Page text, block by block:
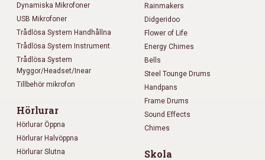
Dynamiska Mikrofoner
USB Mikrofoner
Trådlösa System Handhållna
Trådlösa System Instrument
Trådlösa System
Myggor/Headset/Inear
Tillbehör mikrofon
Hörlurar
Hörlurar Öppna
Hörlurar Halvöppna
Hörlurar Slutna
Rainmakers
Didgeridoo
Flower of Life
Energy Chimes
Bells
Steel Tounge Drums
Handpans
Frame Drums
Sound Effects
Chimes
Skola